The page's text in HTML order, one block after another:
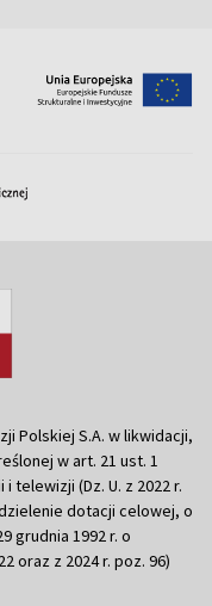
Polskiej S.A. w likwidacji,
w art. 21 ust. 1
telewizji (Dz. U. z 2022 r.
dotacji celowej, o
grudnia 1992 r. o
oraz z 2024 r. poz. 96)